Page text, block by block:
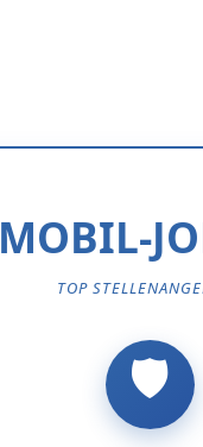
MOBIL-
TOP